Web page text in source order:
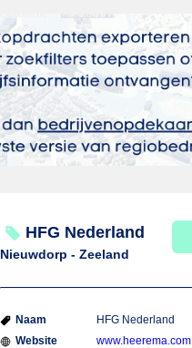
HFG Nederland
Nieuwdorp - Zeeland
Naam
HFG Nederland
Website
www.heerema.com